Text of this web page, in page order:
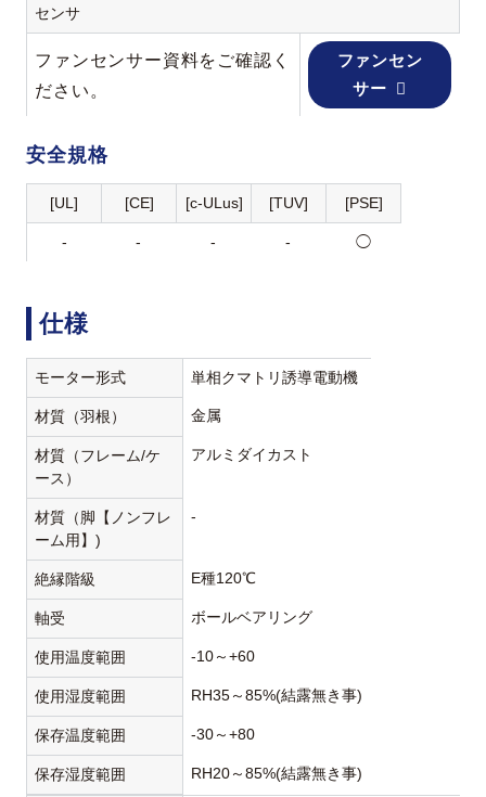
センサ
ファンセンサー資料をご確認く
ださい。
ファンセン
サー
安全規格
[UL] [CE] [c-ULus] [TUV] [PSE]
- - - - ◯
仕様
モーター形式 単相クマトリ誘導電動機
材質（羽根） 金属
材質（フレーム/ケ
ース）
アルミダイカスト
材質（脚【ノンフレ
ーム用】)
-
絶縁階級 E種120℃
軸受 ボールベアリング
使用温度範囲 -10～+60
使用湿度範囲 RH35～85%(結露無き事)
保存温度範囲 -30～+80
保存湿度範囲 RH20～85%(結露無き事)